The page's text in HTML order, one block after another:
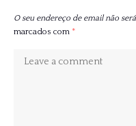
O seu endereço de email não
marcados com *